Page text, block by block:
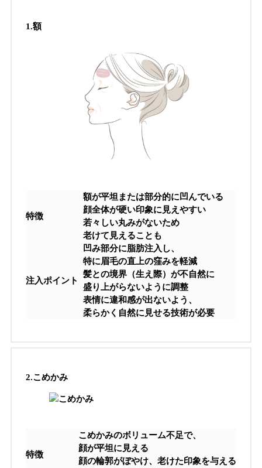
1.額
特徴
額が平坦または部分的に凹んでいる
顔全体が硬い印象に見えやすい
若々しい丸みがないため
老けて見えることも
注入ポイント
凹み部分に脂肪注入し、
特に眉毛の直上の窪みを軽減
髪との境界（生え際）が不自然に
盛り上がらないように調整
表情に違和感が出ないよう、
柔らかく自然に見せる技術が必要
2.こめかみ
特徴
こめかみのボリューム不足で、
顔が平坦に見える
顔の輪郭がぼやけ、老けた印象を与える